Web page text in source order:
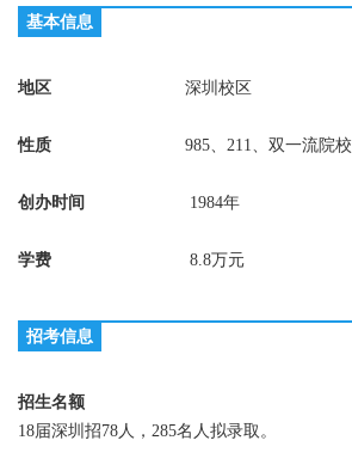
基本信息
地区 深圳校区
性质 985、211、双一流院校
创办时间 1984年
学费 8.8万元
招考信息
招生名额
18届深圳招78人，285名人拟录取。